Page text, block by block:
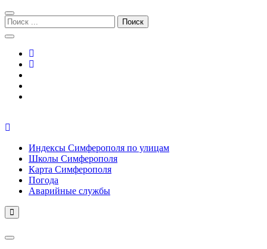
Перейти
к
навигации
Перейти
к
содержимому
Поиск:
Индексы Симферополя по улицам
Школы Симферополя
Карта Симферополя
Погода
Аварийные службы